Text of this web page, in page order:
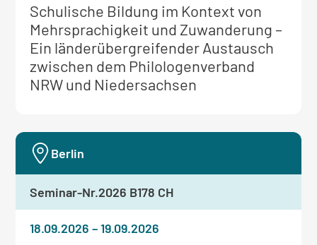
Weitere
Informationen
zum
Seminar:
Schulische Bildung im Kontext von
Mehrsprachigkeit und Zuwanderung –
Ein länderübergreifender Austausch
zwischen dem Philologenverband
NRW und Niedersachsen
18.09.2026–19.09.2026
Berlin
Seminar-Nr.2026 B178 CH